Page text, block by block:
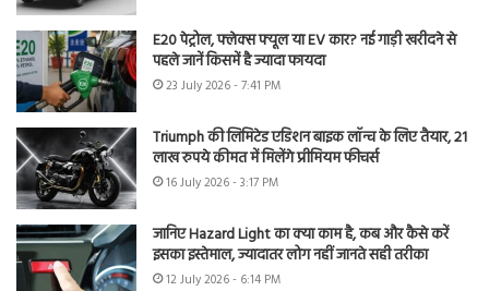
E20 पेट्रोल, फ्लेक्स फ्यूल या EV कार? नई गाड़ी खरीदने से
पहले जानें किसमें है ज्यादा फायदा
23 July 2026 - 7:41 PM
Triumph की लिमिटेड एडिशन बाइक लॉन्च के लिए तैयार, 21
लाख रुपये कीमत में मिलेंगे प्रीमियम फीचर्स
16 July 2026 - 3:17 PM
जानिए Hazard Light का क्या काम है, कब और कैसे करें
इसका इस्तेमाल, ज्यादातर लोग नहीं जानते सही तरीका
12 July 2026 - 6:14 PM